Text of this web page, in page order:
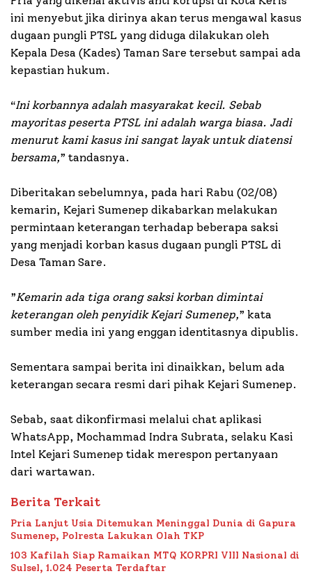
ini menyebut jika dirinya akan terus mengawal kasus
dugaan pungli PTSL yang diduga dilakukan oleh
Kepala Desa (Kades) Taman Sare tersebut sampai ada
kepastian hukum.
“Ini korbannya adalah masyarakat kecil. Sebab
mayoritas peserta PTSL ini adalah warga biasa. Jadi
menurut kami kasus ini sangat layak untuk diatensi
bersama,” tandasnya.
Diberitakan sebelumnya, pada hari Rabu (02/08)
kemarin, Kejari Sumenep dikabarkan melakukan
permintaan keterangan terhadap beberapa saksi
yang menjadi korban kasus dugaan pungli PTSL di
Desa Taman Sare.
”Kemarin ada tiga orang saksi korban dimintai
keterangan oleh penyidik Kejari Sumenep,” kata
sumber media ini yang enggan identitasnya dipublis.
Sementara sampai berita ini dinaikkan, belum ada
keterangan secara resmi dari pihak Kejari Sumenep.
Sebab, saat dikonfirmasi melalui chat aplikasi
WhatsApp, Mochammad Indra Subrata, selaku Kasi
Intel Kejari Sumenep tidak merespon pertanyaan
dari wartawan.
Berita Terkait
Pria Lanjut Usia Ditemukan Meninggal Dunia di Gapura
Sumenep, Polresta Lakukan Olah TKP
103 Kafilah Siap Ramaikan MTQ KORPRI VIII Nasional di
Sulsel, 1.024 Peserta Terdaftar